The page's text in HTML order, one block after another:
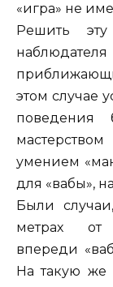
«игра» не
Решить эту
этом случае
поведения
умением
для «вабы»,
Были
метрах от
впереди
На такую же